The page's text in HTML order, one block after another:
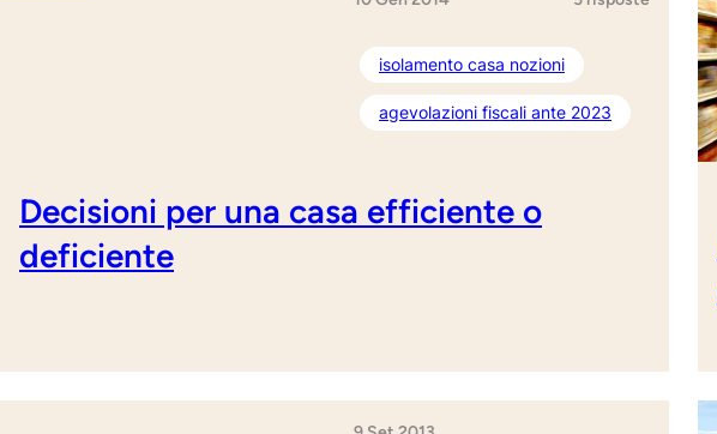
isolamento casa nozioni
agevolazioni fiscali ante 2023
Decisioni per una casa efficiente o
deficiente